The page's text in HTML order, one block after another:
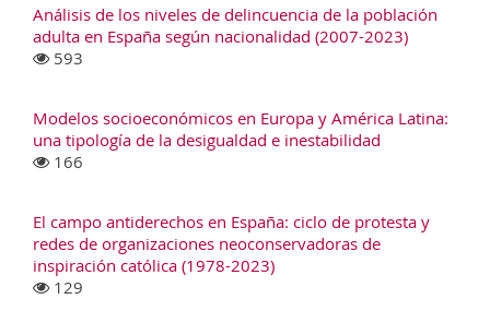
Análisis de los niveles de delincuencia de la población
adulta en España según nacionalidad (2007-2023)
593
Modelos socioeconómicos en Europa y América Latina:
una tipología de la desigualdad e inestabilidad
166
El campo antiderechos en España: ciclo de protesta y
redes de organizaciones neoconservadoras de
inspiración católica (1978-2023)
129